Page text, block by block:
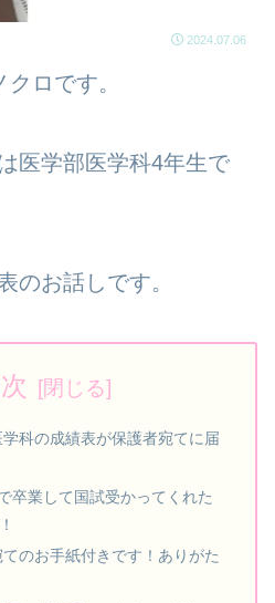
2024.07.06
ロです。
医学部医学科4年生で
のお話しです。
科の成績表が保護者宛てに届
卒業して国試受かってくれた
のお手紙付きです！ありがた